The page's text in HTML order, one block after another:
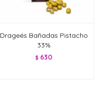
Drageés Bañadas Pistacho
33%
$ 630